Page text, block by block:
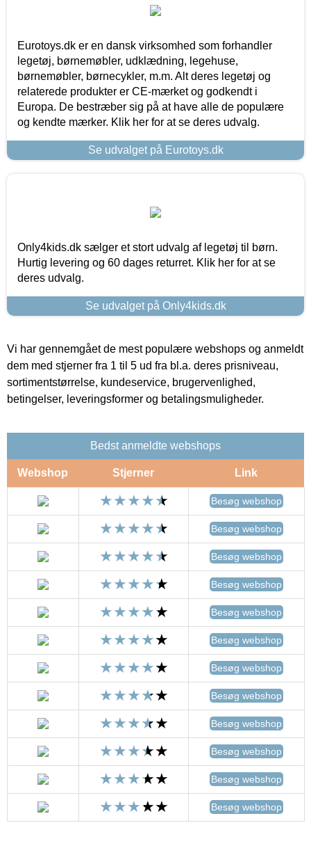
Eurotoys.dk er en dansk virksomhed som forhandler
legetøj, børnemøbler, udklædning, legehuse,
børnemøbler, børnecykler, m.m. Alt deres legetøj og
relaterede produkter er CE-mærket og godkendt i
Europa. De bestræber sig på at have alle de populære
og kendte mærker. Klik her for at se deres udvalg.
Se udvalget på Eurotoys.dk
Only4kids.dk sælger et stort udvalg af legetøj til børn.
Hurtig levering og 60 dages returret. Klik her for at se
deres udvalg.
Se udvalget på Only4kids.dk
Vi har gennemgået de mest populære webshops og anmeldt
dem med stjerner fra 1 til 5 ud fra bl.a. deres prisniveau,
sortimentstørrelse, kundeservice, brugervenlighed,
betingelser, leveringsformer og betalingsmuligheder.
Bedst anmeldte webshops
Webshop Stjerner Link
Besøg webshop
Besøg webshop
Besøg webshop
Besøg webshop
Besøg webshop
Besøg webshop
Besøg webshop
Besøg webshop
Besøg webshop
Besøg webshop
Besøg webshop
Besøg webshop